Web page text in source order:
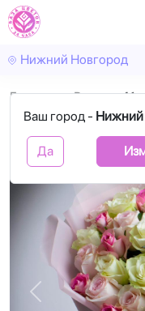
Нижний Новгород
Ваш город - Нижний
Да
Главная Розы 41
Назад